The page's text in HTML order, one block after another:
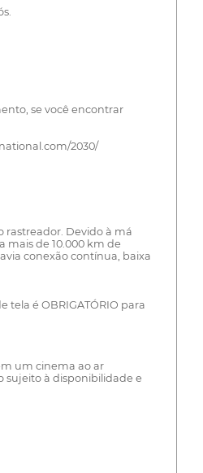
se você encontrar
2030/
rastreador. Devido à má
mais de 10.000 km de
conexão contínua, baixa
é OBRIGATÓRIO para
um cinema ao ar
sujeito à disponibilidade e